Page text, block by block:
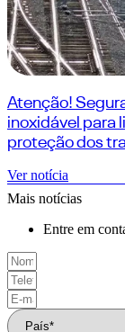
Atenção!
inoxidável para
proteção dos
Ver notícia
Mais notícias
Entre em